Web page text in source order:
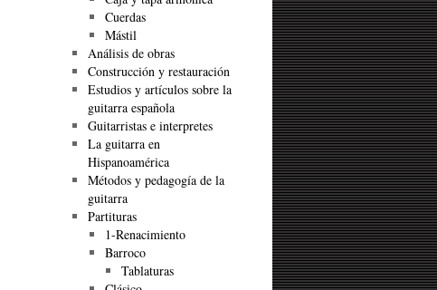
Cuerdas
Mástil
Análisis de obras
Construcción y restauración
Estudios y artículos sobre la
guitarra española
Guitarristas e interpretes
La guitarra en
Hispanoamérica
Métodos y pedagogía de la
guitarra
Partituras
1-Renacimiento
Barroco
Tablaturas